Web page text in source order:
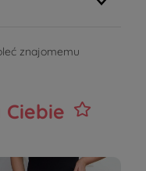
znajomemu